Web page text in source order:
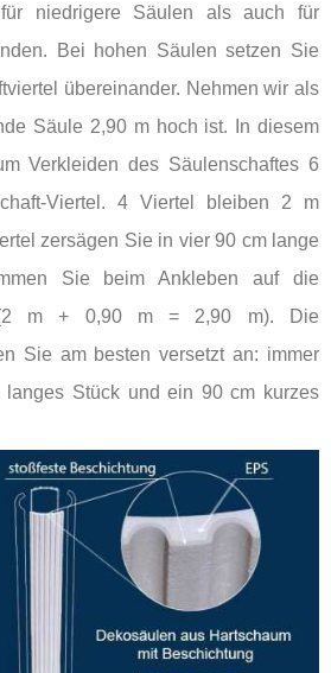
niedrigere Säulen als auch für
Bei hohen Säulen setzen Sie
übereinander. Nehmen wir als
Säule 2,90 m hoch ist. In diesem
Verkleiden des Säulenschaftes 6
Viertel. 4 Viertel bleiben 2 m
zersägen Sie in vier 90 cm lange
Sie beim Ankleben auf die
(2 m + 0,90 m = 2,90 m). Die
Sie am besten versetzt an: immer
Stück und ein 90 cm kurzes